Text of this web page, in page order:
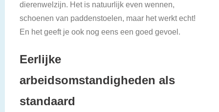
dierenwelzijn. Het is natuurlijk even wennen,
schoenen van paddenstoelen, maar het werkt echt!
En het geeft je ook nog eens een goed gevoel.
Eerlijke
arbeidsomstandigheden als
standaard